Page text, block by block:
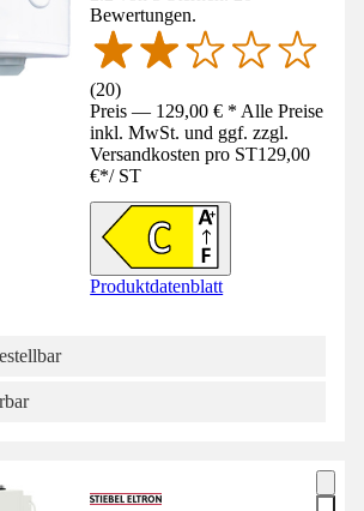
Bewertungen.
(20)
Preis — 129,00 € * Alle Preise
inkl. MwSt. und ggf. zzgl.
Versandkosten pro ST129,00
€*/ ST
Produktdatenblatt